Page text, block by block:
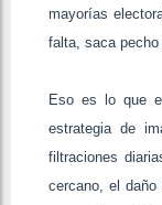
mayorías
falta, saca pecho
Eso es lo que
estrategia de
filtraciones
cercano, el